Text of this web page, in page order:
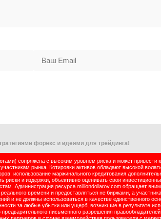
форекс и идеями для трейдинга!
сопряжена с высоким уровнем риска и может привести к
рынка. Котировки активов обладают высокой
использование маржинального кредитования
и издержки, объективно оценивать свои
Администрация ресурса milliondollarov.com обращает
времени и предоставляться не биржами, а
и не должны использоваться в качестве единственного
за любые убытки или ущерб, возникшие в результате
письменного разрешения